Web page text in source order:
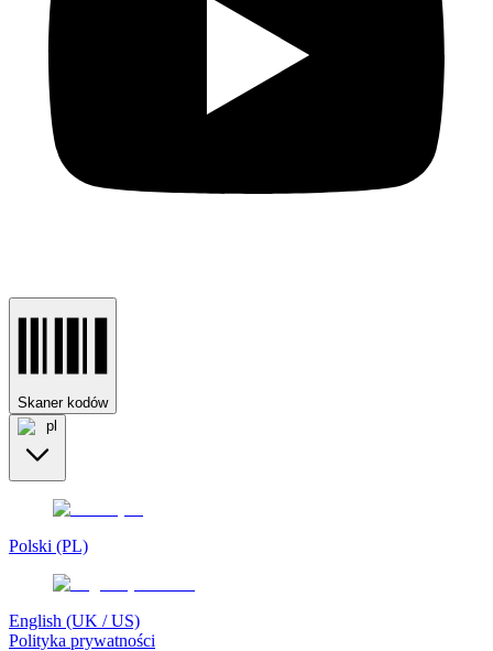
Skaner kodów
pl
Polski (PL)
English (UK / US)
Polityka prywatności